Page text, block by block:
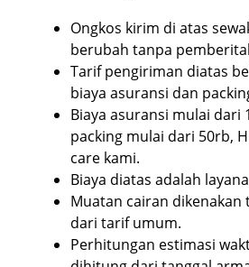
Ongkos kirim di atas
berubah tanpa
Tarif pengiriman diatas
biaya asuransi dan
Biaya asuransi mulai dari
packing mulai dari 50rb,
care kami.
Biaya diatas adalah
Muatan cairan dikenakan
dari tarif umum.
Perhitungan estimasi